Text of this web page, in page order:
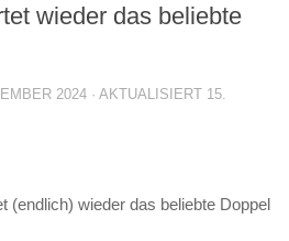
wieder das beliebte
2024 · AKTUALISIERT 15.
(endlich) wieder das beliebte Doppel